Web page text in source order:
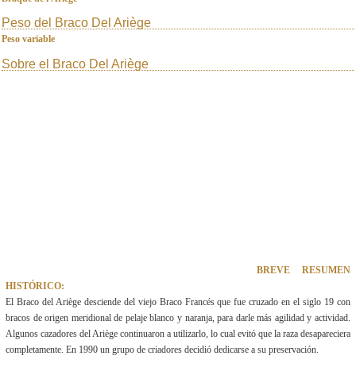
Peso del Braco Del Ariège
Peso variable
Sobre el Braco Del Ariège
BREVE RESUMEN
HISTÓRICO:
El Braco del Ariège desciende del viejo Braco Francés que fue cruzado en el siglo 19 con
bracos de origen meridional de pelaje blanco y naranja, para darle más agilidad y actividad.
Algunos cazadores del Ariège continuaron a utilizarlo, lo cual evitó que la raza desapareciera
completamente. En 1990 un grupo de criadores decidió dedicarse a su preservación.